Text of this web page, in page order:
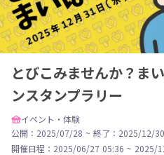
とびこみませんか？ま
ンスタンプラリー
イベント・体験
公開：2025/07/28 ~ 終了：2025/12/30
開催日程： 2025/06/27 05:36 ~ 2025/